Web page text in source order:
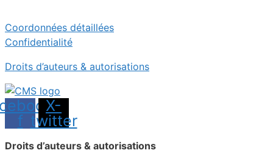
Coordonnées détaillées
Confidentialité
Droits d’auteurs & autorisations
f
X-
twitter
Droits d’auteurs & autorisations